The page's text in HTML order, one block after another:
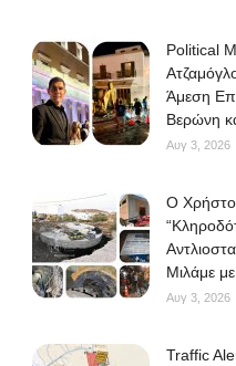
Political
Άμεση
Βερώνη
Αυγ 3, 2026
O
Μιλάμε
Αυγ 3, 2026
Traffic